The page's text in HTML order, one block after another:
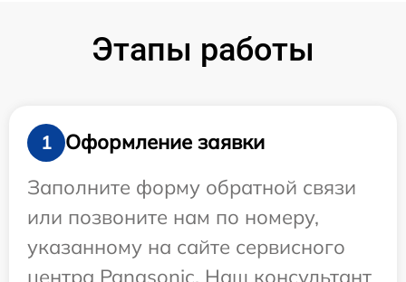
Этапы работы
1
Оформление заявки
Заполните форму обратной связи
или позвоните нам по номеру,
указанному на сайте сервисного
центра Panasonic. Наш консультант